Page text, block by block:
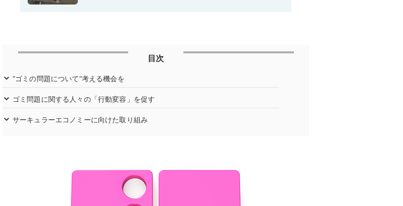
目次
“ゴミの問題について”考える機会を
ゴミ問題に関する⼈々の「⾏動変容」を促す
サーキュラーエコノミーに向けた取り組み